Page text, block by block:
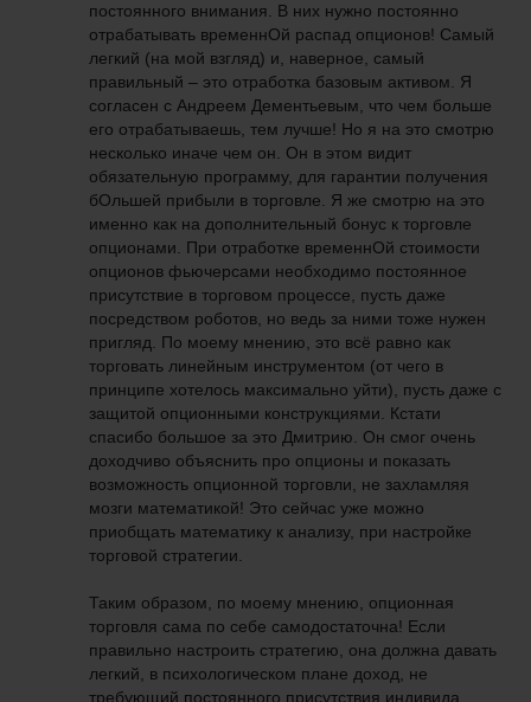
постоянного внимания. В них нужно постоянно
отрабатывать временнОй распад опционов! Самый
легкий (на мой взгляд) и, наверное, самый
правильный – это отработка базовым активом. Я
согласен с Андреем Дементьевым, что чем больше
его отрабатываешь, тем лучше! Но я на это смотрю
несколько иначе чем он. Он в этом видит
обязательную программу, для гарантии получения
бОльшей прибыли в торговле. Я же смотрю на это
именно как на дополнительный бонус к торговле
опционами. При отработке временнОй стоимости
опционов фьючерсами необходимо постоянное
присутствие в торговом процессе, пусть даже
посредством роботов, но ведь за ними тоже нужен
пригляд. По моему мнению, это всё равно как
торговать линейным инструментом (от чего в
принципе хотелось максимально уйти), пусть даже с
защитой опционными конструкциями. Кстати
спасибо большое за это Дмитрию. Он смог очень
доходчиво объяснить про опционы и показать
возможность опционной торговли, не захламляя
мозги математикой! Это сейчас уже можно
приобщать математику к анализу, при настройке
торговой стратегии.
Таким образом, по моему мнению, опционная
торговля сама по себе самодостаточна! Если
правильно настроить стратегию, она должна давать
легкий, в психологическом плане доход, не
требующий постоянного присутствия индивида